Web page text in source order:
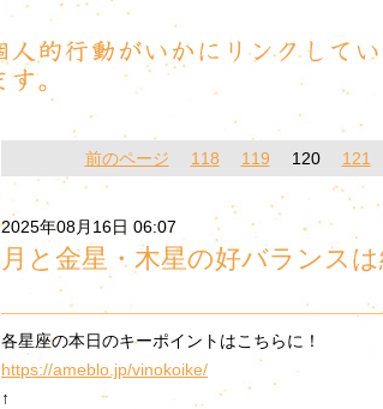
前のページ 118 119 120 121
2025年08月16日 06:07
月と金星・木星の好バランス
各星座の本日のキーポイントはこちらに！
https://ameblo.jp/vinokoike/
↑